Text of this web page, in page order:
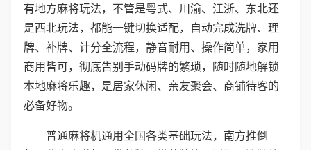
有地方麻将玩法，不管是粤式、川渝、江浙、东北还
是西北玩法，都能一键切换适配，自动完成洗牌、理
牌、补牌、计分全流程，静音耐用、操作简单，家用
商用皆可，彻底告别手动码牌的繁琐，随时随地解锁
本地麻将乐趣，是居家休闲、亲友聚会、商铺待客的
必备好物。
普通麻将机通用全国各类基础玩法，南方推倒